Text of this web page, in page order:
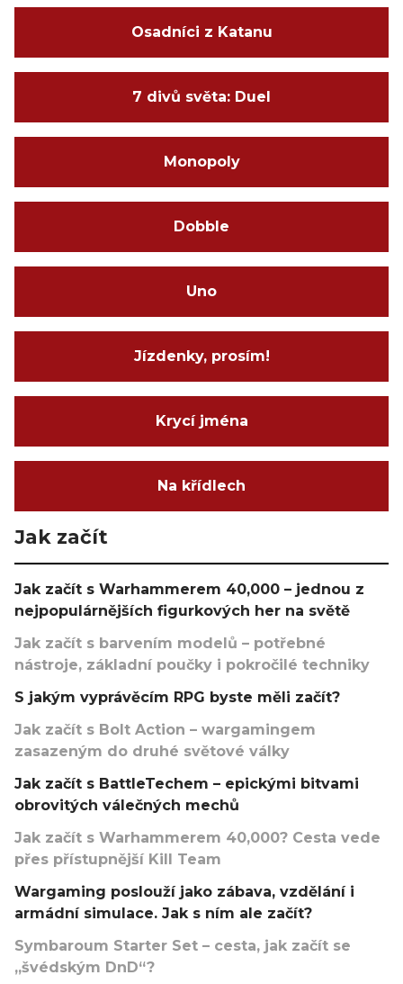
Osadníci z Katanu
7 divů světa: Duel
Monopoly
Dobble
Uno
Jízdenky, prosím!
Krycí jména
Na křídlech
Jak začít
Jak začít s Warhammerem 40,000 – jednou z
nejpopulárnějších figurkových her na světě
Jak začít s barvením modelů – potřebné
nástroje, základní poučky i pokročilé techniky
S jakým vyprávěcím RPG byste měli začít?
Jak začít s Bolt Action – wargamingem
zasazeným do druhé světové války
Jak začít s BattleTechem – epickými bitvami
obrovitých válečných mechů
Jak začít s Warhammerem 40,000? Cesta vede
přes přístupnější Kill Team
Wargaming poslouží jako zábava, vzdělání i
armádní simulace. Jak s ním ale začít?
Symbaroum Starter Set – cesta, jak začít se
„švédským DnD“?